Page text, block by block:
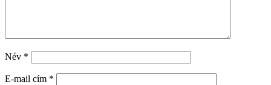
Név *
E-mail cím *